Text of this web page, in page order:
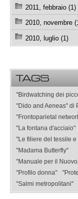
2011, febbraio (1)
2010, novembre
2010, luglio (1)
TAGS
"Birdwatching dei
"Dido and Aeneas" di
"Frontoparietal
"La fontana d'acciaio"
"Le filiere del tessile
"Madama Butterfly"
"Manuale per il
"Profilo donna"
"Salmi metropolitani"